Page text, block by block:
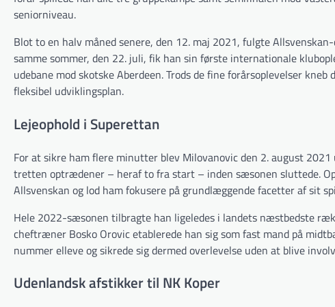
seniorniveau.
Blot to en halv måned senere, den 12. maj 2021, fulgte
samme sommer, den 22. juli, fik han sin første internationale
udebane mod skotske Aberdeen. Trods de fine forårsoplevelser
fleksibel udviklingsplan.
Lejeophold i Superettan
For at sikre ham flere minutter blev Milovanovic den 2. august
tretten optrædener – heraf to fra start – inden sæsonen sluttede.
Allsvenskan og lod ham fokusere på grundlæggende facetter af sit
Hele 2022-sæsonen tilbragte han ligeledes i landets næstbedste
cheftræner Bosko Orovic etablerede han sig som fast mand på
nummer elleve og sikrede sig dermed overlevelse uden at blive
Udenlandsk afstikker til NK Koper